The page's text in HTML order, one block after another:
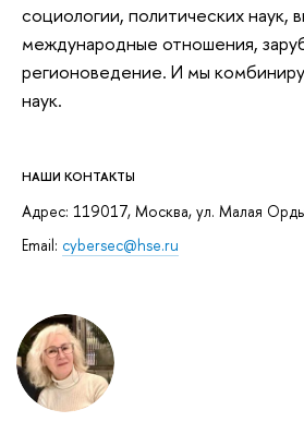
НАШИ КОНТАКТЫ
Адрес: 119017, Москва, ул. Малая
Email: cybersec@hse.ru
социологии, политических наук,
международные отношения,
регионоведение. И мы
наук.